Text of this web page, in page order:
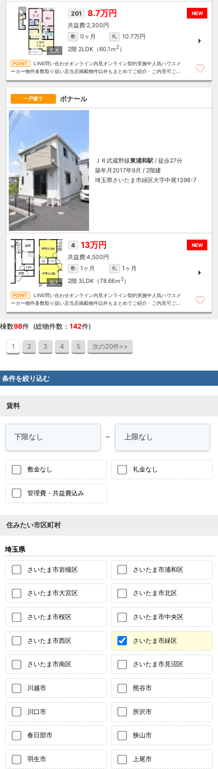
NEW
201 8.7万円
2,300円
敷 0ヶ月 礼
10.7万円
2階 2LDK（60.1ｍ 2）
LINE問い合わせオンライン内見オンライン契約実施中人気ハウスメ
ーカー物件多数取り扱い店当店掲載物件以外もまとめてご紹介・ご内見可ご予
一戸建て ボナール
ＪＲ武蔵野線東浦和駅 / 徒歩27分
築年月2017年9月 / 2階建
埼玉県さいたま市緑区大字中尾1398-7
NEW
4 13万円
4,500円
敷 1ヶ月 礼
1ヶ月
2階 3LDK（78.66ｍ 2）
LINE問い合わせオンライン内見オンライン契約実施中人気ハウスメ
ーカー物件多数取り扱い店当店掲載物件以外もまとめてご紹介・ご内見可ご予
棟数98件 (総物件数： 142件)
1 2 3 4 5 次の20件>>
条件を絞り込む
賃料
～
敷金なし 礼金なし
管理費・共益費込み
住みたい市区町村
埼玉県
さいたま市岩槻区 さいたま市浦和区
さいたま市大宮区 さいたま市北区
さいたま市桜区 さいたま市中央区
さいたま市西区 さいたま市緑区
さいたま市南区 さいたま市見沼区
川越市 熊谷市
川口市 所沢市
春日部市 狭山市
羽生市 上尾市